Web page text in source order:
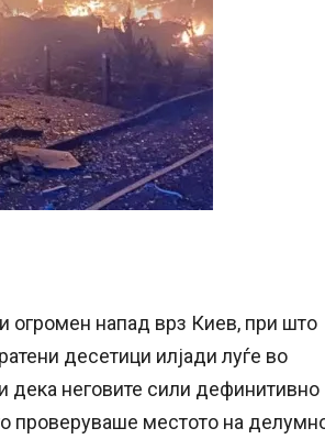
огромен напад врз Киев, при што
десетици илјади луѓе во
дека неговите сили дефинитивно
проверуваше местото на